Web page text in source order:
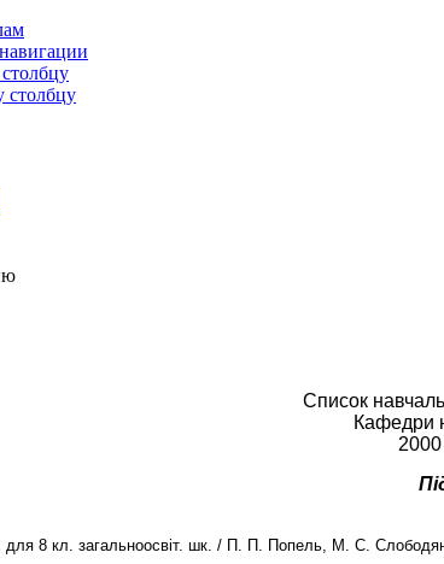
столбцу
Cписок
Кафедри
для 8 кл. загальноосвіт. шк. / П. П. Попель, М. С.